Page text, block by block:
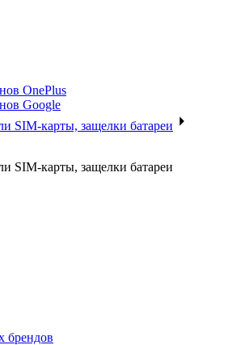
OnePlus
Google
SIM-карты, защелки батареи
SIM-карты, защелки батареи
брендов